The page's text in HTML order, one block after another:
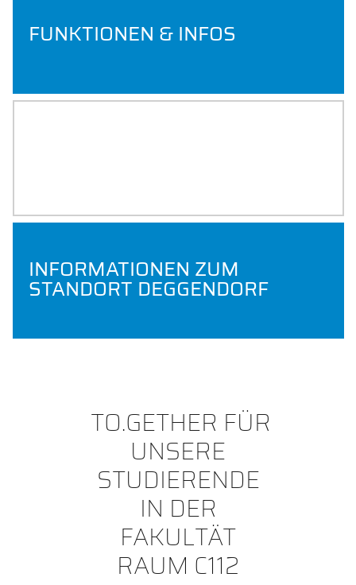
FUNKTIONEN & INFOS
INFORMATIONEN ZUM
STANDORT DEGGENDORF
TO.GETHER FÜR
UNSERE
STUDIERENDE
IN DER
FAKULTÄT
RAUM C112